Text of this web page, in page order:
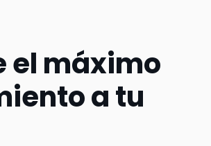
el máximo
a tu